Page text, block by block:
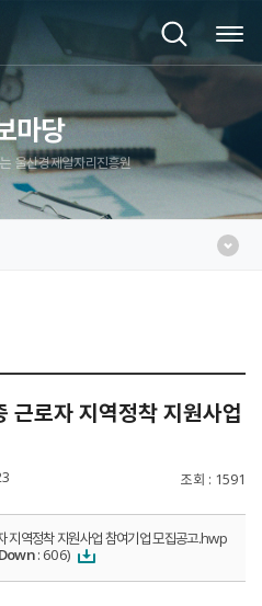
마당
울산경제일자리진흥원
로자 지역정착 지원사업
조회 1591
지역정착 지원사업 참여기업 모집공고.hwp
Down: 606)